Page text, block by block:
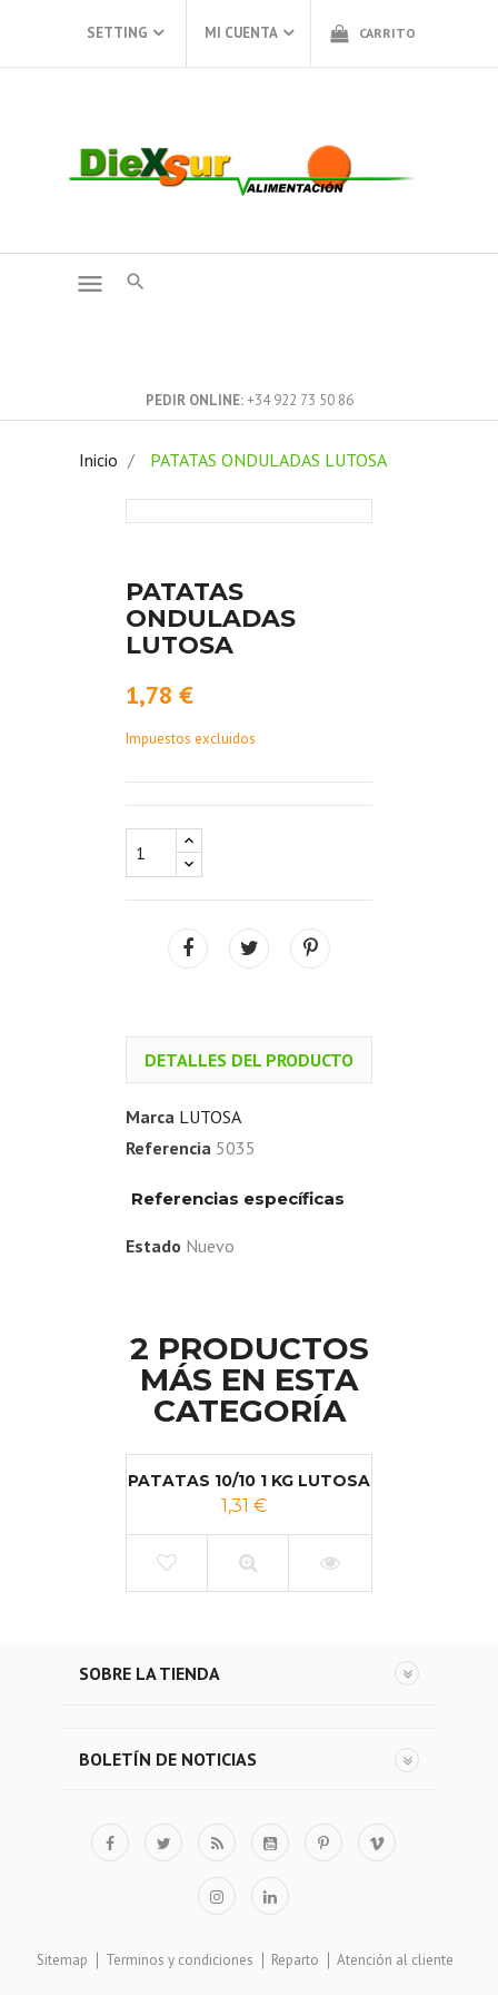
SETTING CARRITO
MI CUENTA
menu
PEDIR ONLINE +34 922 73 50 86
Inicio PATATAS ONDULADAS LUTOSA
PATATAS
ONDULADAS
LUTOSA
1,78 €
Impuestos excluidos
DETALLES DEL PRODUCTO
Marca LUTOSA
Referencia 5035
Referencias específicas
Estado Nuevo
2 PRODUCTOS
MÁS EN ESTA
CATEGORÍA
PATATAS 10/10 1 KG LUTOSA
1,31 €
SOBRE LA TIENDA
BOLETÍN DE NOTICIAS
Sitemap Terminos y condiciones Reparto Atención al cliente